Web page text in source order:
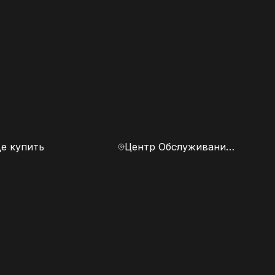
купить Центр Обслуживания Клиентов